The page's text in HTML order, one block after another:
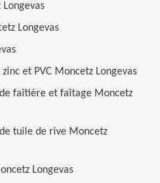
Longevas
et PVC Moncetz Longevas
faîtière et faîtage Moncetz
tuile de rive Moncetz
Longevas